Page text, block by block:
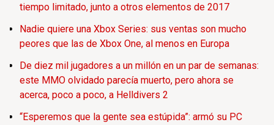
tiempo limitado, junto a otros elementos de 2017
Nadie quiere una Xbox Series: sus ventas son mucho
peores que las de Xbox One, al menos en Europa
De diez mil jugadores a un millón en un par de semanas:
este MMO olvidado parecía muerto, pero ahora se
acerca, poco a poco, a Helldivers 2
“Esperemos que la gente sea estúpida”: armó su PC